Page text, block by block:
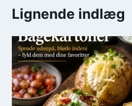
Lignende indlæg